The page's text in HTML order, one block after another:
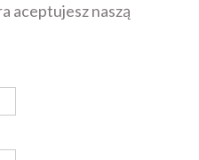
aceptujesz naszą